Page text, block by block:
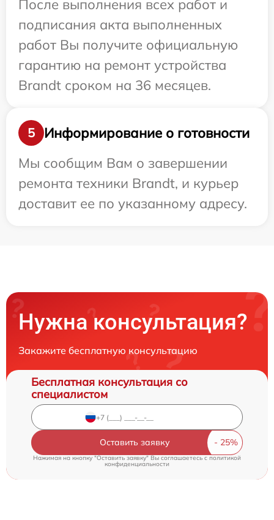
После выполнения всех работ и
подписания акта выполненных
работ Вы получите официальную
гарантию на ремонт устройства
Brandt сроком на 36 месяцев.
5
Информирование о готовности
Мы сообщим Вам о завершении
ремонта техники Brandt, и курьер
доставит ее по указанному адресу.
Нужна консультация?
Закажите бесплатную консультацию
Бесплатная консультация со
специалистом
Оставить заявку
Нажимая на кнопку "Оставить заявку" Вы соглашаетесь c политикой
конфиденциальности